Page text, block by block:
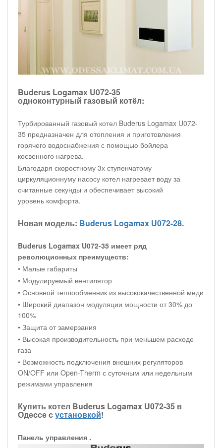
Buderus Logamax U072-35
одноконтурный газовый котёл:
Турбированный газовый котел Buderus Logamax U072-
35 предназначен для отопления и приготовления
горячего водоснабжения с помощью бойлера
косвенного нагрева.
Благодаря скоростному 3х ступенчатому
циркуляционнуму насосу котел нагревает воду за
считанные секунды и обеспечивает высокий
уровень комфорта.
Новая модель: Buderus Logamax U072-28.
Buderus Logamax U072-35 имеет ряд
революционных преимуществ:
• Малые габариты
• Модулируемый вентилятор
• Основной теплообменник из высококачественной меди
• Широкий диапазон модуляции мощности от 30% до
100%
• Защита от замерзания
• Высокая производительность при меньшем расходе
газа
• Возможность подключения внешних регуляторов
ON/OFF или Open-Therm с суточным или недельным
режимами управления
Купить котел Buderus Logamax U072-35 в
Одессе сустановкой!
Панель управления .